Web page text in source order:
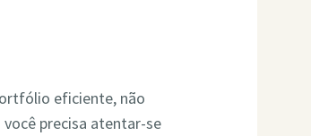
eficiente, não
precisa atentar-se